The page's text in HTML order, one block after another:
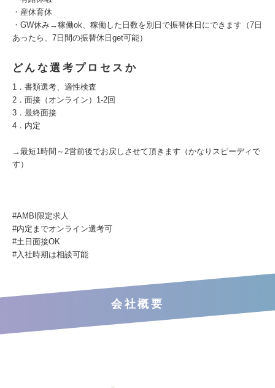
・産休育休
・GW休み→稼働ok、稼働した日数を別日で振替休日にできます（7日
あったら、7日間の振替休日get可能）
どんな選考プロセスか
1．書類選考、適性検査
2．面接（オンライン）1-2回
3．最終面接
4．内定
→最短1時間～2営前後でお戻しさせて頂きます（かなりスピーディで
す）
#AMBI限定求⼈
#内定までオンライン選考可
#⼟⽇⾯接OK
#⼊社時期は相談可能
会社概要